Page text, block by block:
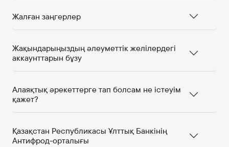
Жалған заңгерлер
Жақындарыңыздың әлеуметтік желілердегі
аккаунттарын бұзу
Алаяқтық әрекеттерге тап болсам не істеуім
қажет?
Қазақстан Республикасы Ұлттық Банкінің
Антифрод-орталығы